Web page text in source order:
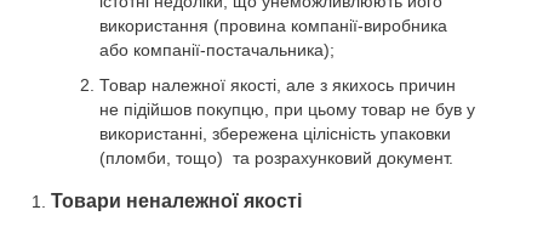
використання (провина компанії-виробника
або компанії-постачальника);
Товар належної якості, але з якихось причин
не підійшов покупцю, при цьому товар не був у
використанні, збережена цілісність упаковки
(пломби, тощо) та розрахунковий документ.
Товари неналежної якості